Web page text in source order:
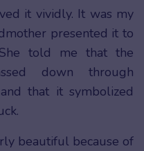
it vividly. It was my
presented it to
told me that the
down through
that it symbolized
beautiful because of